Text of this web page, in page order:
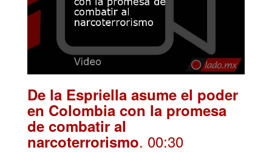
De la Espriella asume el poder
en Colombia con la promesa
de combatir al
narcoterrorismo. 00:30